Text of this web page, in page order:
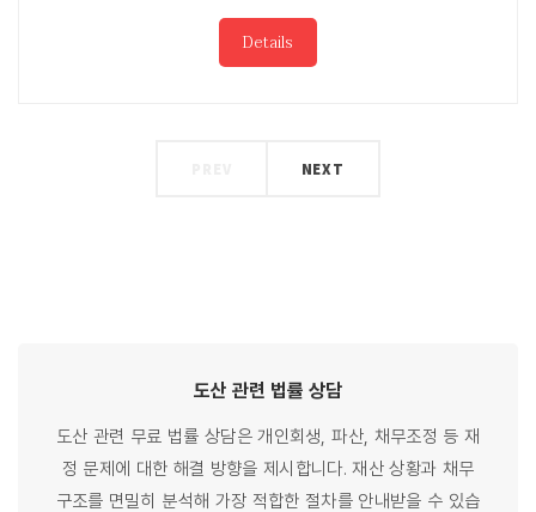
Details
NEXT
도산 관련 법률 상담
도산 관련 무료 법률 상담은 개인회생, 파산, 채무조정 등 재
정 문제에 대한 해결 방향을 제시합니다. 재산 상황과 채무
구조를 면밀히 분석해 가장 적합한 절차를 안내받을 수 있습